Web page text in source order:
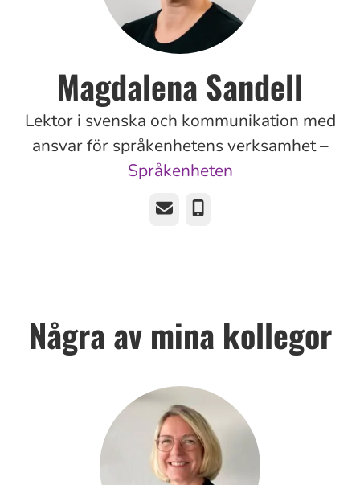
Magdalena Sandell
Lektor i svenska och kommunikation med
ansvar för språkenhetens verksamhet –
Språkenheten
E-post Telefon
Några av mina kollegor